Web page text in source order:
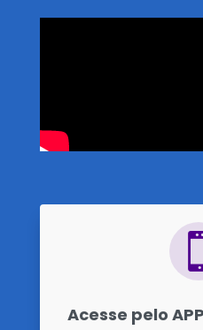
Acesse pelo